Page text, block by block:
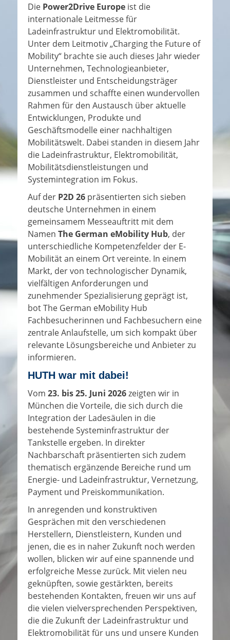
Die Power2Drive Europe ist die
internationale Leitmesse für
Ladeinfrastruktur und Elektromobilität.
Unter dem Leitmotiv „Charging the Future of
Mobility“ brachte sie auch dieses Jahr wieder
Unternehmen, Technologieanbieter,
Dienstleister und Entscheidungsträger
zusammen und schaffte einen wundervollen
Rahmen für den Austausch über aktuelle
Entwicklungen, Produkte und
Geschäftsmodelle einer nachhaltigen
Mobilitätswelt. Dabei standen in diesem Jahr
die Ladeinfrastruktur, Elektromobilität,
Mobilitätsdienstleistungen und
Systemintegration im Fokus.
Auf der P2D 26 präsentierten sich sieben
deutsche Unternehmen in einem
gemeinsamem Messeauftritt mit dem
Namen The German eMobility Hub, der
unterschiedliche Kompetenzfelder der E-
Mobilität an einem Ort vereinte. In einem
Markt, der von technologischer Dynamik,
vielfältigen Anforderungen und
zunehmender Spezialisierung geprägt ist,
bot The German eMobility Hub
Fachbesucherinnen und Fachbesuchern eine
zentrale Anlaufstelle, um sich kompakt über
relevante Lösungsbereiche und Anbieter zu
informieren.
HUTH war mit dabei!
Vom 23. bis 25. Juni 2026zeigten wir in
München die Vorteile, die sich durch die
Integration der Ladesäulen in die
bestehende Systeminfrastruktur der
Tankstelle ergeben. In direkter
Nachbarschaft präsentierten sich zudem
thematisch ergänzende Bereiche rund um
Energie- und Ladeinfrastruktur, Vernetzung,
Payment und Preiskommunikation.
In anregenden und konstruktiven
Gesprächen mit den verschiedenen
Herstellern, Dienstleistern, Kunden und
jenen, die es in naher Zukunft noch werden
wollen, blicken wir auf eine spannende und
erfolgreiche Messe zurück. Mit vielen neu
geknüpften, sowie gestärkten, bereits
bestehenden Kontakten, freuen wir uns auf
die vielen vielversprechenden Perspektiven,
die die Zukunft der Ladeinfrastruktur und
Elektromobilität für uns und unsere Kunden